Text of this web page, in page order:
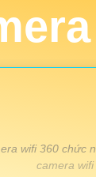
wifi 360 chức
camera